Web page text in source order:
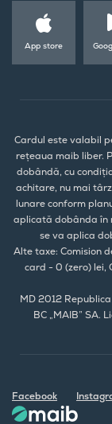
App store
Cardul este valabil
rețeaua maib liber.
dobândă, cu
achitare, nu mai
lunare conform
aplicată dobânda în
se va aplica
Alte taxe: Comision
card - 0 (zero) lei,
MD 2012
BC „MAIB” SA.
Facebook